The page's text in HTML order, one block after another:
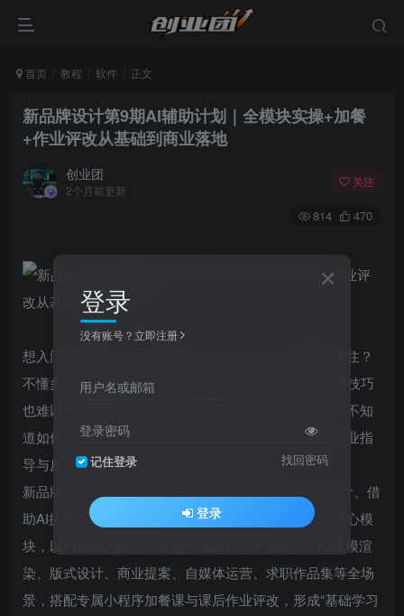
首页 教程 软件 正文
新品牌设计第9期AI辅助计划｜全模块实操+加餐
+作业评改从基础到商业落地
创业团
2个月前更新
关注
814 470
想入门品牌设计，却被字体设计、IP创作、C4D建模难住？
不懂多软件搭配使用，不会做商业提案，即便掌握基础技巧
也难以落地商业项目；想借助AI提升品牌设计效率，却不知
道如何结合AI与设计实操；担心学完不会运用，缺乏作业指
导与反馈，难以形成完整的品牌设计能力？
新品牌设计第9期AI辅助计划，专为想系统学习品牌设计、借
助AI提升效率的人群量身打造，整合品牌设计全链路核心模
块，以AI辅助为核心，覆盖字体设计、IP形象、C4D建模渲
染、版式设计、商业提案、自媒体运营、求职作品集等全场
景，搭配专属小程序加餐课与课后作业评改，形成“基础学习
登录
没有账号？立即注册
用户名或邮箱
登录密码
记住登录 找回密码
登录